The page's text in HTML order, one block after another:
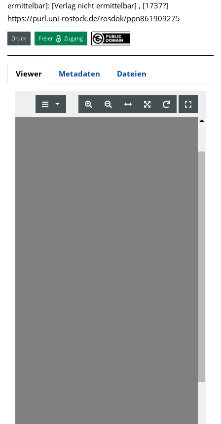
ermittelbar]: [Verlag nicht ermittelbar] , [1737?]
https://purl.uni-rostock.de/rosdok/ppn861909275
Druck Freier Zugang
Viewer Metadaten Dateien